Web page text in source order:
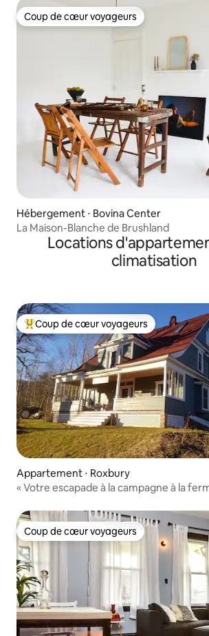
Coup de cœur voyageurs
Coup de cœur voyageurs
Hébergement ⋅ Bovina Center
La Maison-Blanche de Brushland
Locations
climatisation
Coups de cœur voyageurs les plus
Coup de cœur voyageurs
Appartement ⋅ Roxbury
« Votre escapade à la campagne à la
Coup de cœur voyageurs
Coup de cœur voyageurs